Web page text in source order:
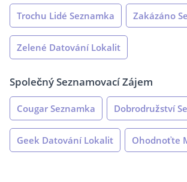
Trochu Lidé Seznamka Zakázáno
Zelené Datování Lokalit
Společný Seznamovací Zájem
Cougar Seznamka Dobrodružství
Geek Datování Lokalit Ohodnoťte